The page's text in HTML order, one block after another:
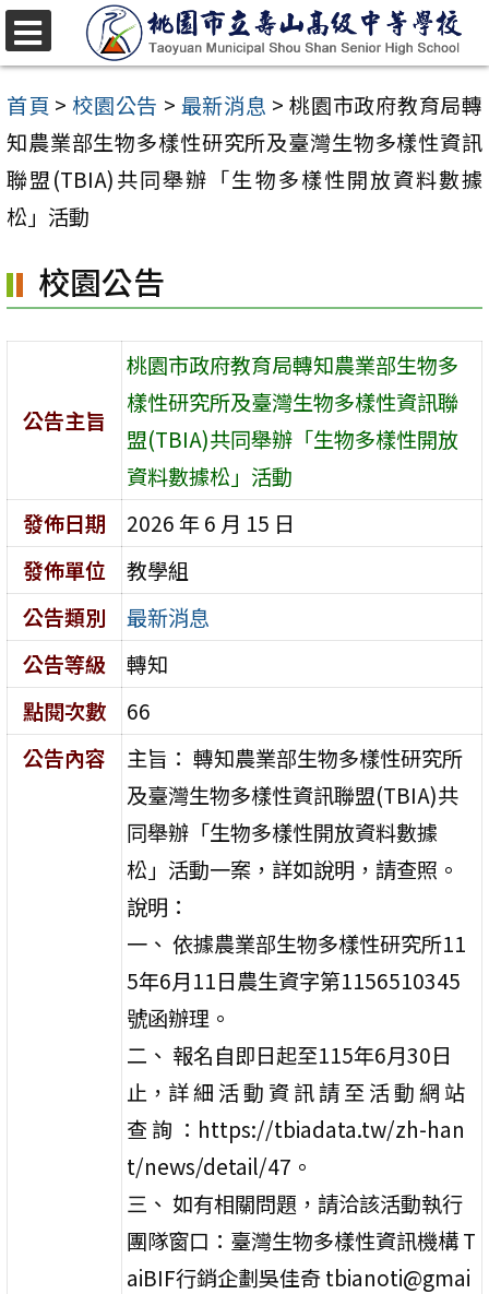
跳
至
主
要
內
容
首頁 > 校園公告 > 最新消息 > 桃園市政府教育局轉
知農業部生物多樣性研究所及臺灣生物多樣性資訊
聯盟(TBIA)共同舉辦「生物多樣性開放資料數據
松」活動
校園公告
公告主旨
桃園市政府教育局轉知農業部生物多
樣性研究所及臺灣生物多樣性資訊聯
盟(TBIA)共同舉辦「生物多樣性開放
資料數據松」活動
發佈日期
2026 年 6 月 15 日
發佈單位
教學組
公告類別
最新消息
公告等級
轉知
點閱次數
66
公告內容
主旨： 轉知農業部生物多樣性研究所
及臺灣生物多樣性資訊聯盟(TBIA)共
同舉辦「生物多樣性開放資料數據
松」活動一案，詳如說明，請查照。
說明：
一、 依據農業部生物多樣性研究所11
5年6月11日農生資字第1156510345
號函辦理。
二、 報名自即日起至115年6月30日
止，詳 細 活 動 資 訊 請 至 活 動 網 站
查 詢 ：https://tbiadata.tw/zh-han
t/news/detail/47。
三、 如有相關問題，請洽該活動執行
團隊窗口：臺灣生物多樣性資訊機構 T
aiBIF行銷企劃吳佳奇 tbianoti@gmai
選
單